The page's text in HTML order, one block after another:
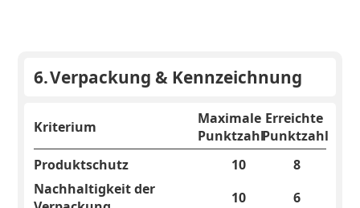
6.Verpackung & Kennzeichnung
Kriterium
Maximale
Punktzahl
Erreichte
Punktzahl
Produktschutz
10
8
Nachhaltigkeit der
10
6